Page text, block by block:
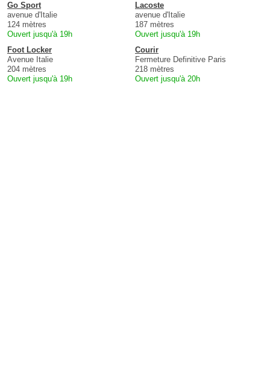
Go Sport
avenue d'Italie
124 mètres
Ouvert jusqu'à 19h
Lacoste
avenue d'Italie
187 mètres
Ouvert jusqu'à 19h
Foot Locker
Avenue Italie
204 mètres
Ouvert jusqu'à 19h
Courir
Fermeture Definitive Paris
218 mètres
Ouvert jusqu'à 20h